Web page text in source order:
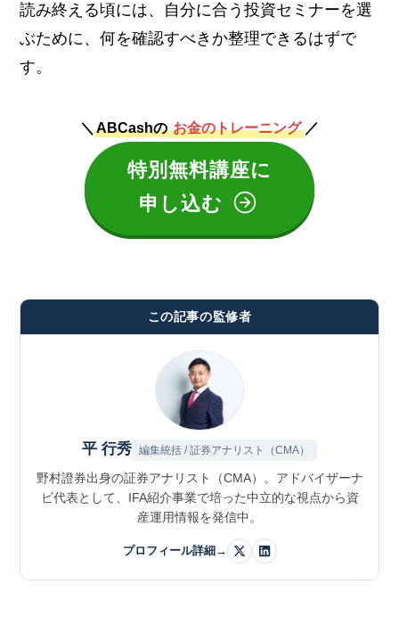
読み終える頃には、自分に合う投資セミナーを選
ぶために、何を確認すべきか整理できるはずで
す。
＼ ABCashの お金のトレーニング ／
特別無料講座に
申し込む
この記事の監修者
平 行秀 編集統括 / 証券アナリスト（CMA）
野村證券出身の証券アナリスト（CMA）。アドバイザーナ
ビ代表として、IFA紹介事業で培った中立的な視点から資
産運用情報を発信中。
プロフィール詳細→